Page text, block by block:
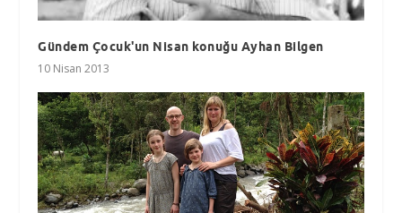
Gündem Çocuk'un Nisan konuğu Ayhan Bilgen
10 Nisan 2013